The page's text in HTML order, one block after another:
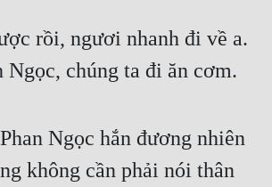
rồi, ngươi nhanh đi về a.
chúng ta đi ăn cơm.
Ngọc hắn đương nhiên
không cần phải nói thân